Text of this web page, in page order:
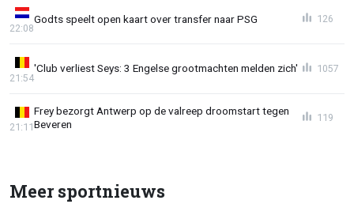
Godts speelt open kaart over transfer naar PSG
22:08
126
'Club verliest Seys: 3 Engelse grootmachten melden zich'
21:54
1057
Frey bezorgt Antwerp op de valreep droomstart tegen
Beveren
21:11
119
Meer sportnieuws